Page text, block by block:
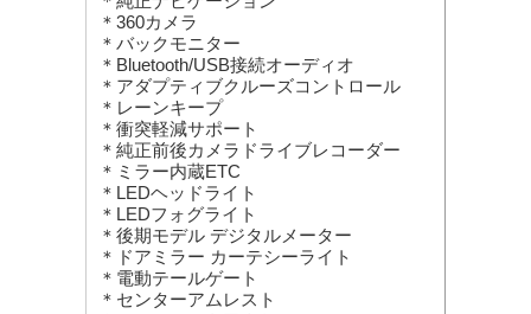
＊360カメラ
＊バックモニター
＊Bluetooth/USB接続オーディオ
＊アダプティブクルーズコントロール
＊レーンキープ
＊衝突軽減サポート
＊純正前後カメラドライブレコーダー
＊ミラー内蔵ETC
＊LEDヘッドライト
＊LEDフォグライト
＊後期モデル デジタルメーター
＊ドアミラー カーテシーライト
＊電動テールゲート
＊センターアムレスト